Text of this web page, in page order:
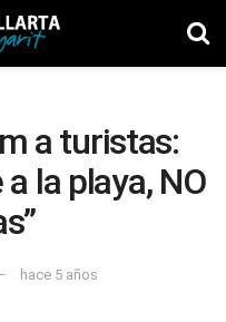
a turistas:
la playa, NO
hace 5 años